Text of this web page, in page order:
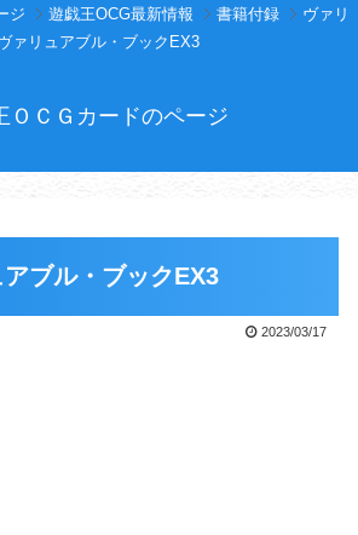
ジ 遊戯王OCG最新情報 書籍付録
ヴァリ
ァリュアブル・ブックEX3
ＯＣＧカードのページ
ブル・ブックEX3
2023/03/17